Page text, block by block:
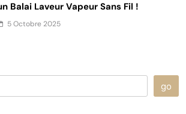
Balai Laveur Vapeur Sans Fil !
5 Octobre 2025
go